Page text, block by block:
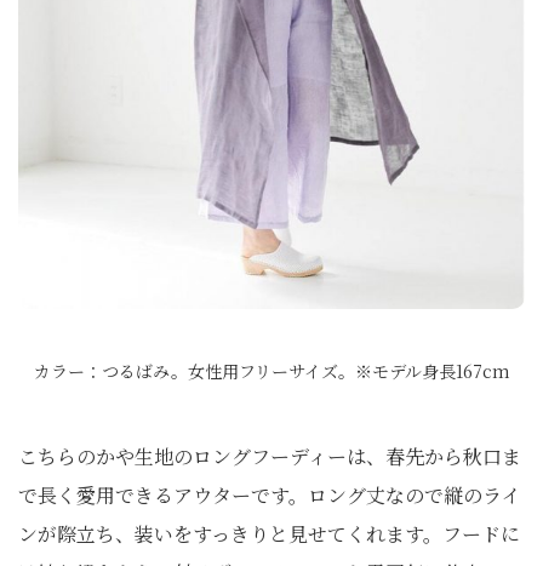
カラー：つるばみ。女性用フリーサイズ。※モデル身長167cm
こちらのかや生地のロングフーディーは、春先から秋口ま
で長く愛用できるアウターです。ロング丈なので縦のライ
ンが際立ち、装いをすっきりと見せてくれます。フードに